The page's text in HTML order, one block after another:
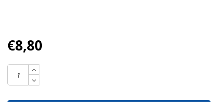
€8,80